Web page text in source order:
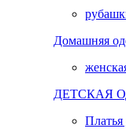
Домашняя
ДЕТСКАЯ
Платья